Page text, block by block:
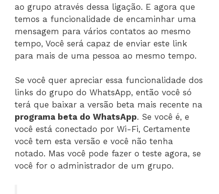
ao grupo através dessa ligação. E agora que
temos a funcionalidade de encaminhar uma
mensagem para vários contatos ao mesmo
tempo, Você será capaz de enviar este link
para mais de uma pessoa ao mesmo tempo.
Se você quer apreciar essa funcionalidade dos
links do grupo do WhatsApp, então você só
terá que baixar a versão beta mais recente na
programa beta do WhatsApp. Se você é, e
você está conectado por Wi-Fi, Certamente
você tem esta versão e você não tenha
notado. Mas você pode fazer o teste agora, se
você for o administrador de um grupo.